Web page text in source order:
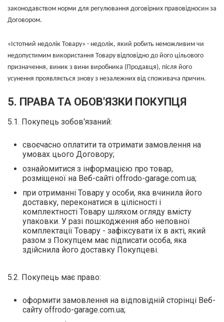
законодавством норми для регулювання договірних правовідносин за
Договором.
«Істотний недолік Товару» - недолік, який робить неможливим чи
недопустимим використання Товару відповідно до його цільового
призначення, виник з вини виробника (Продавця), після його
усунення проявляється знову з незалежних від споживача причин.
5. ПРАВА ТА ОБОВ'ЯЗКИ ПОКУПЦЯ
5.1. Покупець зобов'язаний:
своєчасно оплатити та отримати замовлення на
умовах цього Договору;
ознайомитися з інформацією про товар,
розміщеної на Веб-сайті offrodo-garage.com.ua;
при отриманні Товару у особи, яка вчинила його
доставку, переконатися в цілісності і
комплектності Товару шляхом огляду вмісту
упаковки. У разі пошкодження або неповної
комплектації Товару - зафіксувати їх в акті, який
разом з Покупцем має підписати особа, яка
здійснила його доставку Покупцеві.
5.2. Покупець має право:
оформити замовлення на відповідній сторінці Веб-
сайту offrodo-garage.com.ua;